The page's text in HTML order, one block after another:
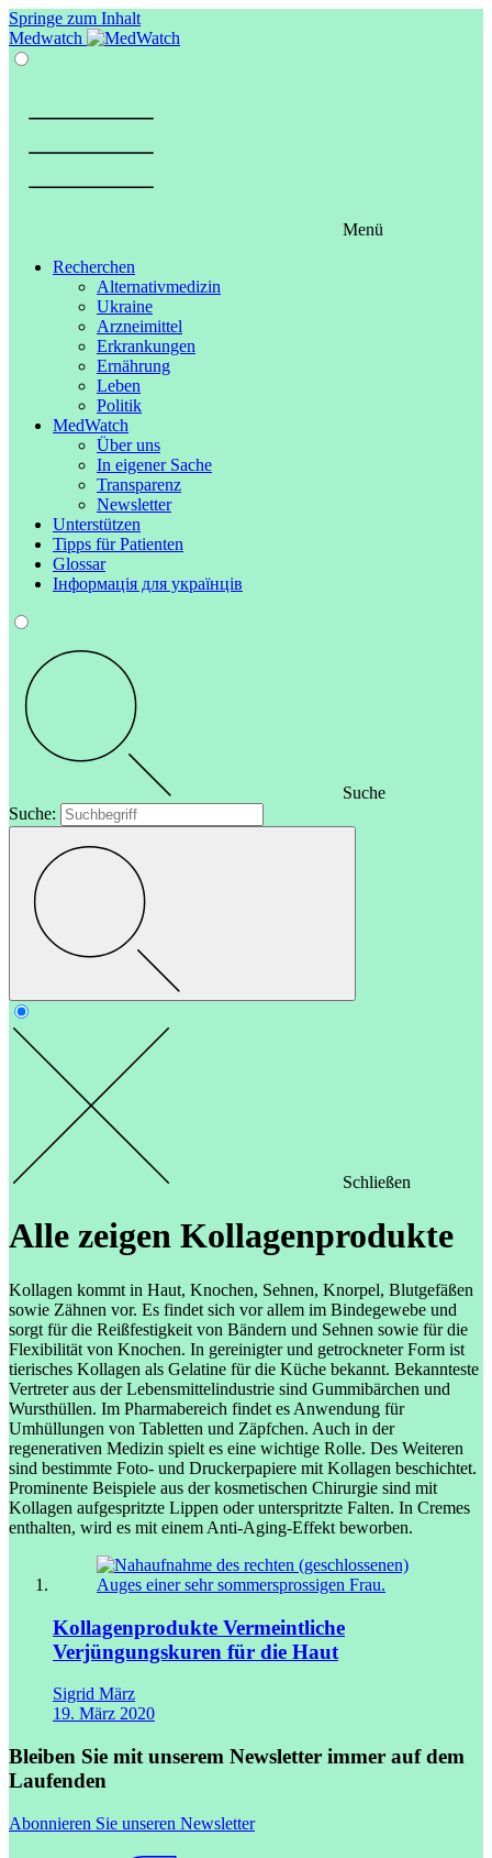
Springe zum Inhalt
Medwatch
Menü
Recherchen
Alternativmedizin
Ukraine
Arzneimittel
Erkrankungen
Ernährung
Leben
Politik
MedWatch
Über uns
In eigener Sache
Transparenz
Newsletter
Unterstützen
Tipps für Patienten
Glossar
Інформація для українців
Suche
Suche:
Schließen
Alle zeigen Kollagenprodukte
Kollagen kommt in Haut, Knochen, Sehnen, Knorpel, Blutgefäßen
sowie Zähnen vor. Es findet sich vor allem im Bindegewebe und
sorgt für die Reißfestigkeit von Bändern und Sehnen sowie für die
Flexibilität von Knochen. In gereinigter und getrockneter Form ist
tierisches Kollagen als Gelatine für die Küche bekannt. Bekannteste
Vertreter aus der Lebensmittelindustrie sind Gummibärchen und
Wursthüllen. Im Pharmabereich findet es Anwendung für
Umhüllungen von Tabletten und Zäpfchen. Auch in der
regenerativen Medizin spielt es eine wichtige Rolle. Des Weiteren
sind bestimmte Foto- und Druckerpapiere mit Kollagen beschichtet.
Prominente Beispiele aus der kosmetischen Chirurgie sind mit
Kollagen aufgespritzte Lippen oder unterspritzte Falten. In Cremes
enthalten, wird es mit einem Anti-Aging-Effekt beworben.
Kollagenprodukte Vermeintliche
Verjüngungskuren für die Haut
Sigrid März
19. März 2020
Bleiben Sie mit unserem Newsletter immer auf dem
Laufenden
Abonnieren Sie unseren Newsletter